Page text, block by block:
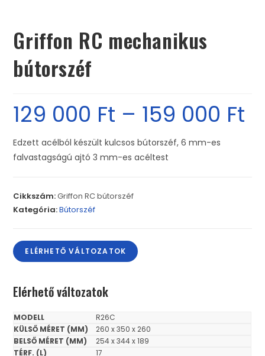
Griffon RC mechanikus
bútorszéf
129 000 Ft – 159 000 Ft
Edzett acélból készült kulcsos bútorszéf, 6 mm-es
falvastagságú ajtó 3 mm-es acéltest
Cikkszám:Griffon RC bútorszéf
Kategória:Bútorszéf
ELÉRHETŐ VÁLTOZATOK
Elérhető változatok
R26C
260 x 350 x 260
254 x 344 x 189
17